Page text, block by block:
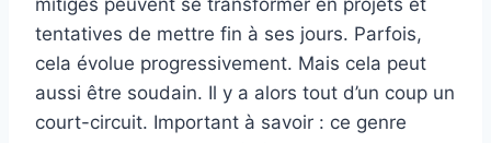
mitigés peuvent se transformer en projets et
tentatives de mettre fin à ses jours. Parfois,
cela évolue progressivement. Mais cela peut
aussi être soudain. Il y a alors tout d’un coup un
court-circuit. Important à savoir : ce genre